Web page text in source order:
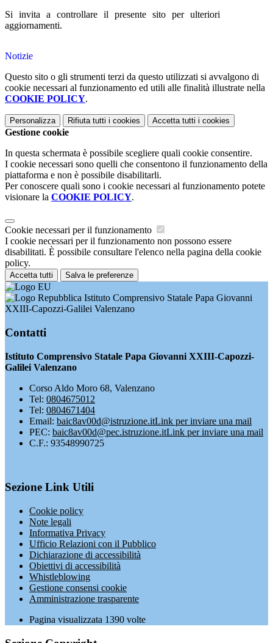
Si invita a controllare il presente sito per ulteriori
aggiornamenti.
Notizie
Questo sito o gli strumenti terzi da questo utilizzati si avvalgono di
cookie necessari al funzionamento ed utili alle finalità illustrate nella
COOKIE POLICY.
Personalizza Rifiuta tutti i cookies Accetta tutti i cookies
Gestione cookie
In questa schermata è possibile scegliere quali cookie consentire.
I cookie necessari sono quelli che consentono il funzionamento della
piattaforma e non è possibile disabilitarli.
Per conoscere quali sono i cookie necessari al funzionamento potete
visionare la COOKIE POLICY.
Cookie necessari per il funzionamento
I cookie necessari per il funzionamento non possono essere
disabilitati. È possibile consultare l'elenco nella pagina della cookie
policy.
Accetta tutti Salva le preferenze
Istituto Comprensivo Statale Papa Giovanni
XXIII-Capozzi-Galilei Valenzano
Contatti
Istituto Comprensivo Statale Papa Giovanni XXIII-Capozzi-
Galilei Valenzano
Corso Aldo Moro 68, Valenzano
Tel: 0804675012
Tel: 0804671404
Email: baic8av00d@istruzione.itLink per inviare una mail
PEC: baic8av00d@pec.istruzione.itLink per inviare una mail
C.F.: 93548990725
Sezione Link Utili
Cookie policy
Note legali
Informativa Privacy
Ufficio Relazioni con il Pubblico
Dichiarazione di accessibilità
Obiettivi di accessibilità
Whistleblowing
Gestione consensi cookie
Amministrazione trasparente
Pagina visualizzata 1390 volte